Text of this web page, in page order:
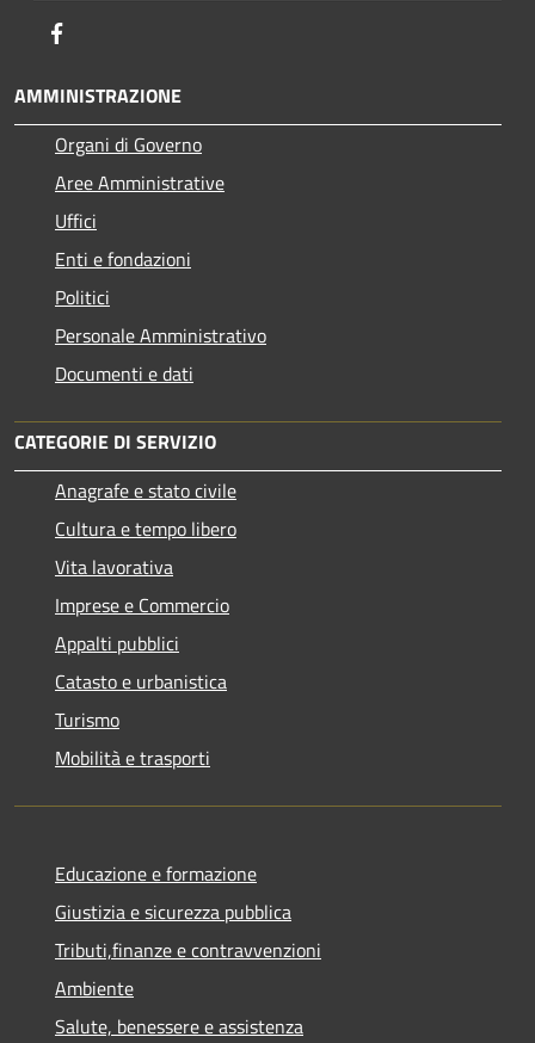
AMMINISTRAZIONE
Organi di Governo
Aree Amministrative
Uffici
Enti e fondazioni
Politici
Personale Amministrativo
Documenti e dati
CATEGORIE DI SERVIZIO
Anagrafe e stato civile
Cultura e tempo libero
Vita lavorativa
Imprese e Commercio
Appalti pubblici
Catasto e urbanistica
Turismo
Mobilità e trasporti
Educazione e formazione
Giustizia e sicurezza pubblica
Tributi,finanze e contravvenzioni
Ambiente
Salute, benessere e assistenza